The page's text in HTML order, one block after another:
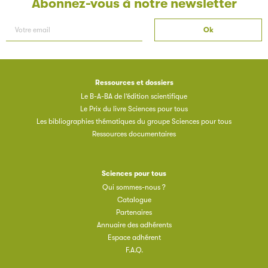
Abonnez-vous à notre newsletter
Ressources et dossiers
Le B-A-BA de l’édition scientifique
Le Prix du livre Sciences pour tous
Les bibliographies thématiques du groupe Sciences pour tous
Ressources documentaires
Sciences pour tous
Qui sommes-nous ?
Catalogue
Partenaires
Annuaire des adhérents
Espace adhérent
F.A.Q.